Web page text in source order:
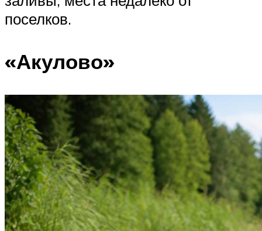
поселков.
«Акулово»